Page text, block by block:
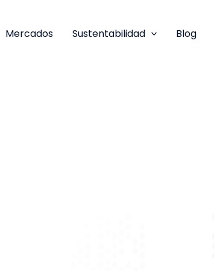
Mercados Sustentabilidad Blog